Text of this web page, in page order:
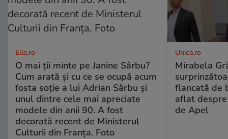
Elle.ro
O mai ții minte pe Janine Sârbu?
Cum arată și cu ce se ocupă acum
fosta soție a lui Adrian Sârbu și
unul dintre cele mai apreciate
modele din anii 90. A fost
decorată recent de Ministerul
Culturii din Franța. Foto
Unica.ro
Mirabela
flancată de
aflat
de Apel